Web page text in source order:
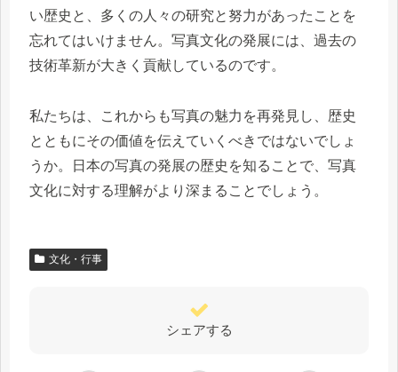
い歴史と、多くの人々の研究と努力があったことを
忘れてはいけません。写真文化の発展には、過去の
技術革新が大きく貢献しているのです。
私たちは、これからも写真の魅力を再発見し、歴史
とともにその価値を伝えていくべきではないでしょ
うか。日本の写真の発展の歴史を知ることで、写真
文化に対する理解がより深まることでしょう。
文化・行事
シェアする